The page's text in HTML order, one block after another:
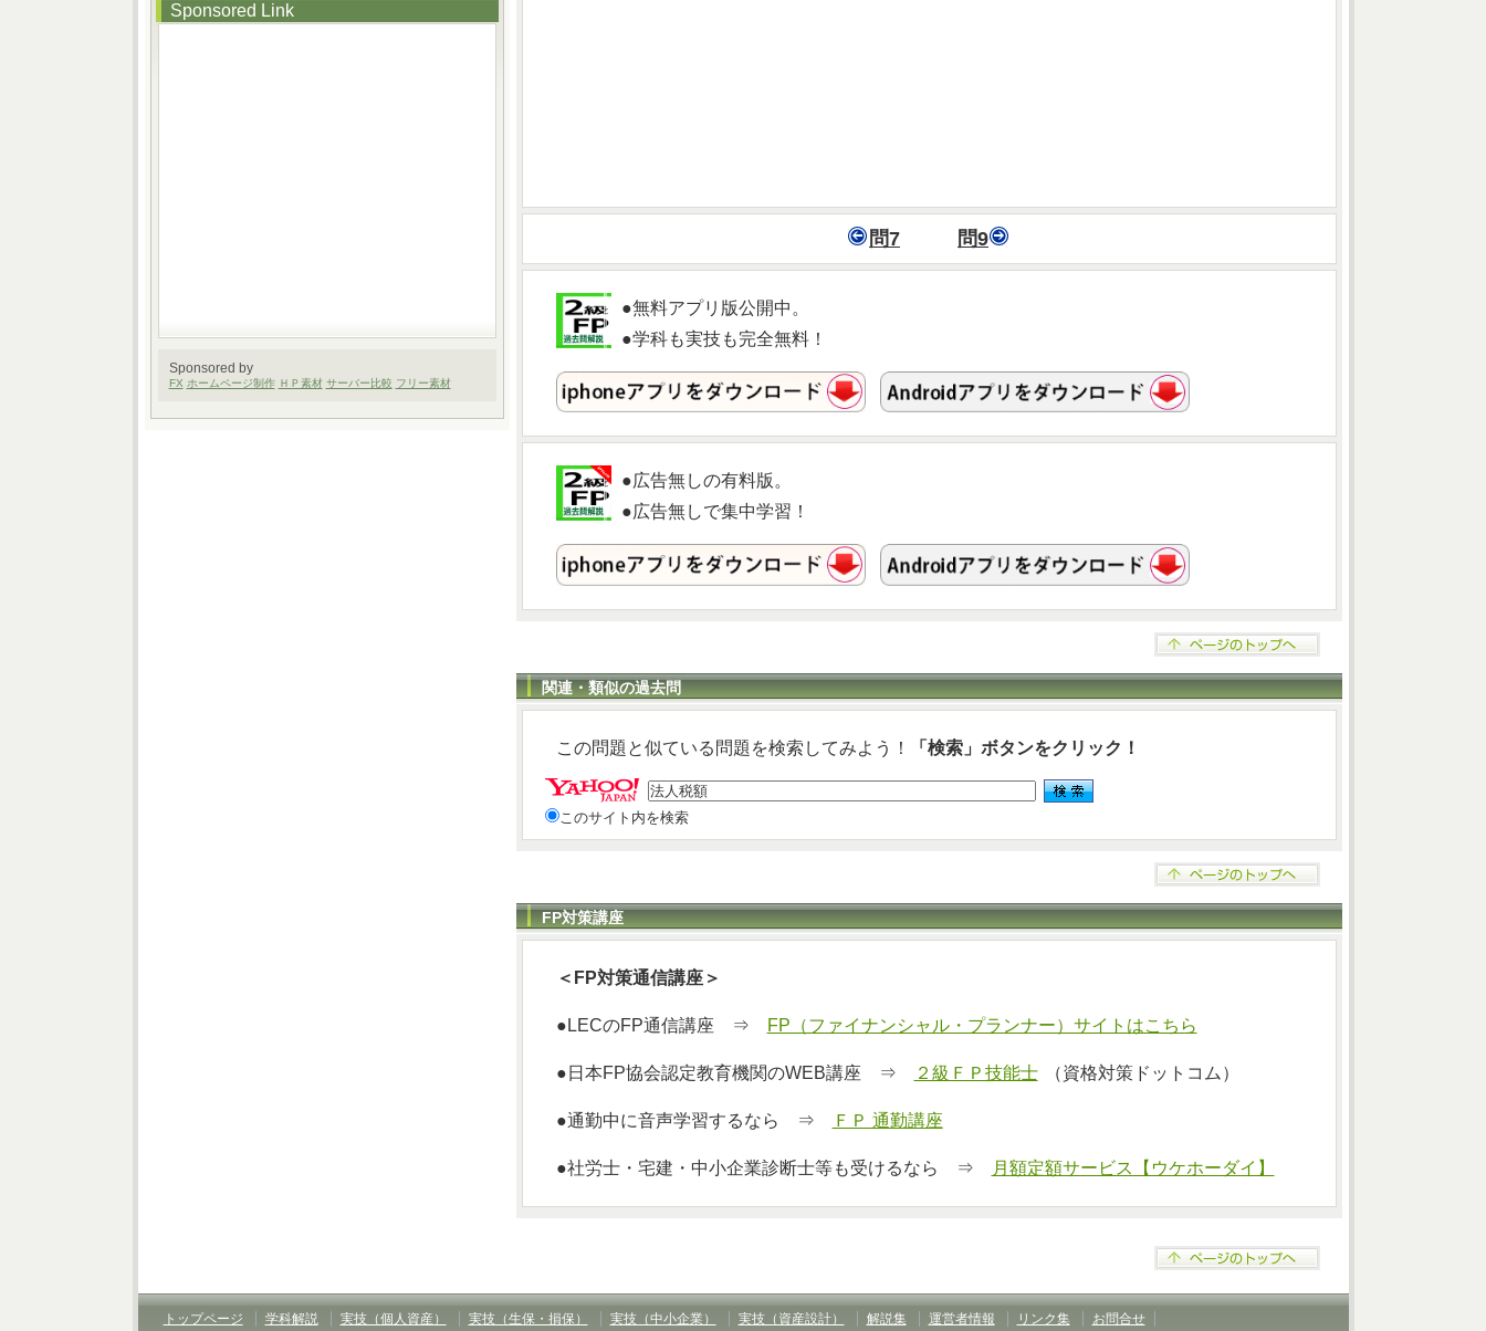
問7 問9
●無料アプリ版公開中。
●学科も実技も完全無料！
●広告無しの有料版。
●広告無しで集中学習！
関連・類似の過去問
この問題と似ている問題を検索してみよう！ 「検索」ボタンをクリック！
このサイト内を検索
FP対策講座
＜FP対策通信講座＞
●LECのFP通信講座 ⇒ FP（ファイナンシャル・プランナー）サイトはこちら
●日本FP協会認定教育機関のWEB講座 ⇒ ２級ＦＰ技能士 （資格対策ドットコム）
●通勤中に音声学習するなら ⇒ ＦＰ 通勤講座
●社労士・宅建・中小企業診断士等も受けるなら ⇒ 月額定額サービス【ウケホーダイ】
Sponsored Link
Sponsored by
FX ホームページ制作 ＨＰ素材 サーバー比較 フリー素材
トップページ 学科解説 実技（個人資産） 実技（生保・損保） 実技（中小企業） 実技（資産設計） 解説集 運営者情報 リンク集 お問合せ